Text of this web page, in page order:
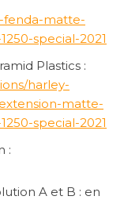
fenda-matte-
special-2021
Plastics :
harley-
matte-
special-2021
:
A et B : en